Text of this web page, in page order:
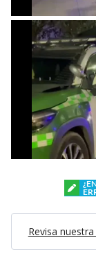
Revisa